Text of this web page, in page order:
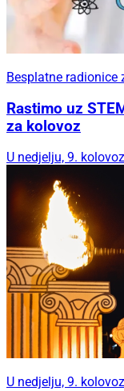
Besplatne radionice
Rastimo uz
za kolovoz
U nedjelju, 9.
U nedjelju, 9.